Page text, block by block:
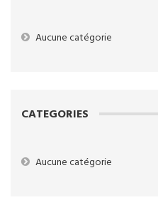
Aucune catégorie
CATEGORIES
Aucune catégorie